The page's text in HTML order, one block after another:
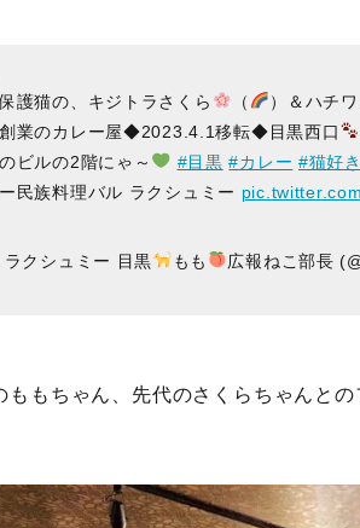
護猫の、キジトラさくら （ ）＆ハチ
業のカレー屋◆2023.4.1移転◆目黒西口
ビルの2階にゃ～
#目黒 #カレー #猫好
民族料理バル ラクシュミー
クシュミー 目黒 もも 広報ねこ部長
ももちゃん、先代のさくらちゃんと